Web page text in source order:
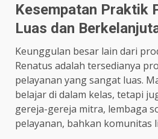
Kesempatan Praktik
Luas dan
Keunggulan besar lain dari
Renatus adalah tersedianya
pelayanan yang sangat luas.
belajar di dalam kelas, tetapi
gereja-gereja mitra, lembaga
pelayanan, bahkan komunitas